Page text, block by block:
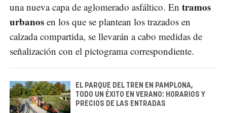
una nueva capa de aglomerado asfáltico. En tramos
urbanos en los que se plantean los trazados en
calzada compartida, se llevarán a cabo medidas de
señalización con el pictograma correspondiente.
EL PARQUE DEL TREN EN PAMPLONA,
TODO UN ÉXITO EN VERANO: HORARIOS Y
PRECIOS DE LAS ENTRADAS